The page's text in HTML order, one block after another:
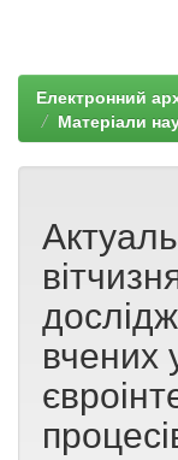
Електронний
Матеріали
вчених